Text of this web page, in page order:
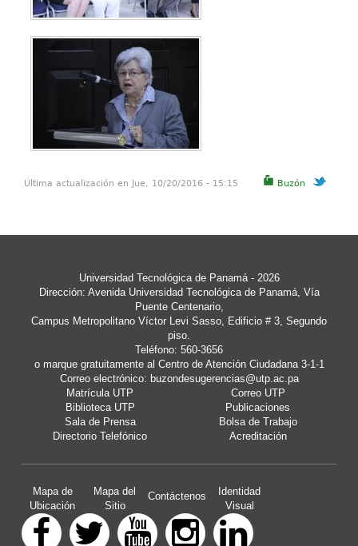
Buzón
Última actualización en Jue, 10/20/2016 - 15:15
Universidad Tecnológica de Panamá- 2026
Dirección: Avenida Universidad Tecnológica de Panamá, Vía
Puente Centenario,
Campus Metropolitano Víctor Levi Sasso, Edificio # 3, Segundo
piso.
Teléfono: 560-3656
o marque gratuitamente al Centro de Atención Ciudadana 3-1-1
Correo electrónico: buzondesugerencias@utp.ac.pa
Matrícula UTP
Correo UTP
Biblioteca UTP
Publicaciones
Sala de Prensa
Bolsa de Trabajo
Directorio Telefónico
Acreditación
Mapa de
Ubicación
Mapa del
Sitio
Contáctenos
Identidad
Visual